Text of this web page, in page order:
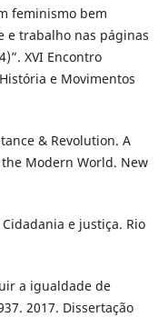
feminismo bem
e trabalho nas páginas
XVI Encontro
e Movimentos
& Revolution. A
Modern World. New
e justiça. Rio
a igualdade de
2017. Dissertação